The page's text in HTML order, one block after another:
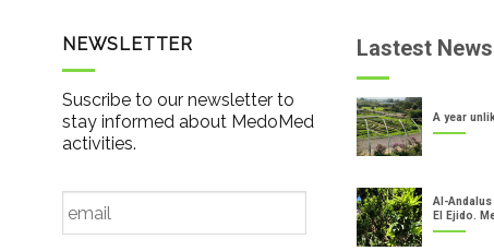
NEWSLETTER
Suscribe to our newsletter to
stay informed about MedoMed
activities.
Email *
Lastest News
A year
Al-
El Ejido.